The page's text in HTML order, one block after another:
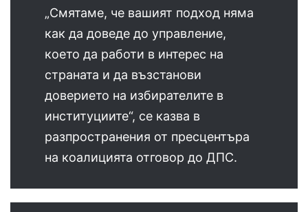
„Смятаме, че вашият подход няма
как да доведе до управление,
което да работи в интерес на
страната и да възстанови
доверието на избирателите в
институциите“, се казва в
разпространения от пресцентъра
на коалицията отговор до ДПС.